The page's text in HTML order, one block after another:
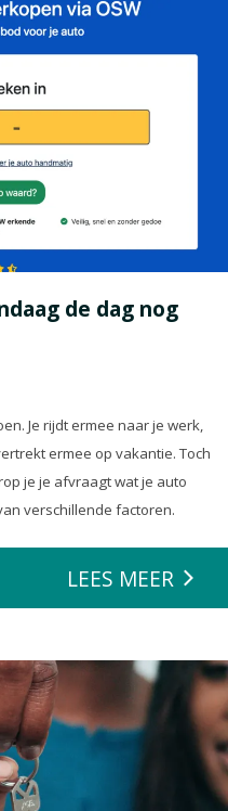
de dag nog
Je rijdt ermee naar je werk,
ermee op vakantie. Toch
je je afvraagt wat je auto
verschillende factoren.
LEES MEER